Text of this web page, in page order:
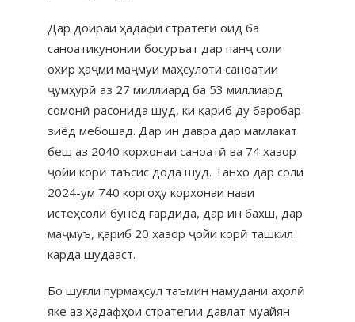
Дар доираи ҳадафи стратегӣ оид ба
саноатикунонии босуръат дар панҷ соли
охир ҳаҷми маҷмуи маҳсулоти саноатии
ҷумҳурӣ аз 27 миллиард ба 53 миллиард
сомонӣ расонида шуд, ки қариб ду баробар
зиёд мебошад. Дар ин давра дар мамлакат
беш аз 2040 корхонаи саноатӣ ва 74 ҳазор
ҷойи корӣ таъсис дода шуд. Танҳо дар соли
2024-ум 740 коргоҳу корхонаи нави
истеҳсолӣ бунёд гардида, дар ин бахш, дар
маҷмуъ, қариб 20 ҳазор ҷойи корӣ ташкил
карда шудааст.
Бо шуғли пурмаҳсул таъмин намудани аҳолӣ
яке аз ҳадафҳои стратегии давлат муайян